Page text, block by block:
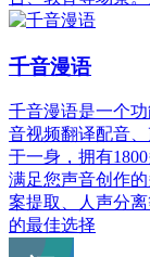
千音漫语
千音漫语是一个
音视频翻译配音
于一身，拥有
满足您声音创作
案提取、人声分
的最佳选择